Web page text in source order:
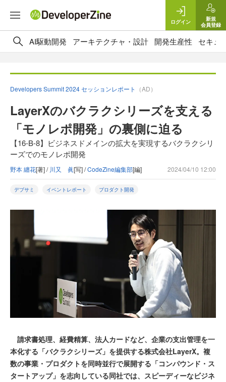
ログイン
新規
会員登録
AI駆動開発 アーキテクチャ・設計 開発生産性 セキュ
Developers Summit 2024 セッションレポート （AD）
LayerXのバクラクシリーズを支える
「モノレポ開発」の裏側に迫る
【16-B-8】ビジネスドメインの拡大を実現するバクラクシリ
ーズでのモノレポ開発
野本 纏花[著] / 川又 眞[写] /CodeZine編集部[編] 2024/04/10 12:00
デブサミ イベントレポート プロダクト開発
請求書処理、経費精算、法人カードなど、企業の支出管理を一
本化する「バクラクシリーズ」を提供する株式会社LayerX。複
数の事業・プロダクトを同時並行で展開する「コンパウンド・ス
タートアップ」を志向している同社では、スピーディーなビジネ